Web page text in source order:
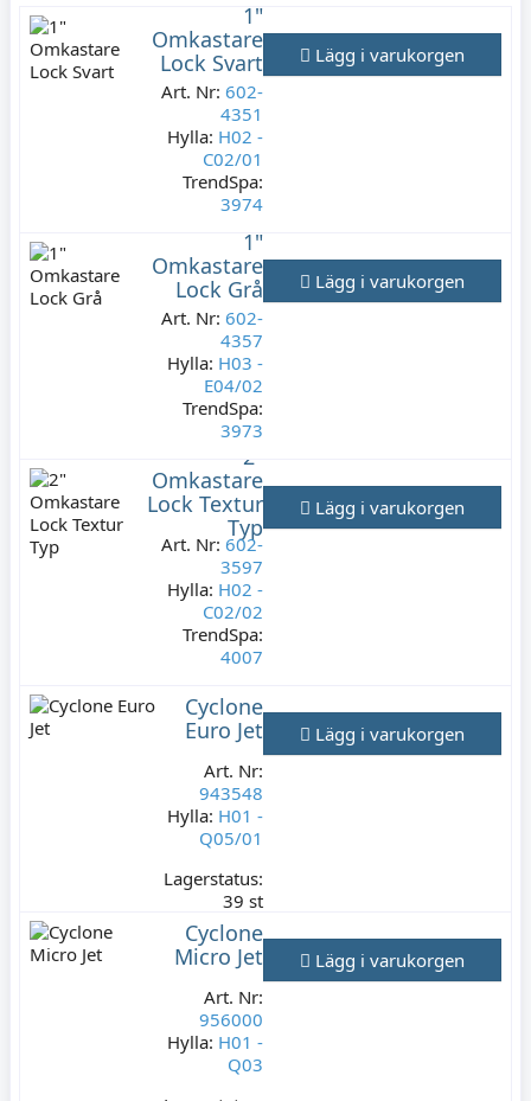
1"
Omkastare
Lock Svart
Art. Nr:602-
4351
Hylla: H02 -
C02/01
TrendSpa:
3974
Lagerstatus:
1 st
139 kr
Varav moms:
27,80 kr
Lägg i varukorgen
1"
Omkastare
Lock Grå
Art. Nr:602-
4357
Hylla: H03 -
E04/02
TrendSpa:
3973
Lagerstatus:
1 st
139 kr
Varav moms:
27,80 kr
Lägg i varukorgen
2"
Omkastare
Lock Textur
Typ
Art. Nr:602-
3597
Hylla: H02 -
C02/02
TrendSpa:
4007
Lagerstatus: 0
st
195 kr
Varav moms: 39 kr
Lägg i varukorgen
Cyclone
Euro Jet
Art. Nr:
943548
Hylla: H01 -
Q05/01
Lagerstatus:
39 st
89 kr
Varav moms:
17,80 kr
Lägg i varukorgen
Cyclone
Micro Jet
Art. Nr:
956000
Hylla: H01 -
Q03
Lägg i varukorgen